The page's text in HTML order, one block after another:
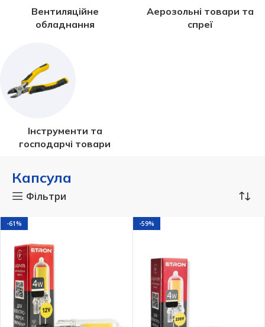
Вентиляційне
обладнання
Аерозольні товари та
спреї
Інструменти та
господарчі товари
Капсула
Фільтри
-61% -59%